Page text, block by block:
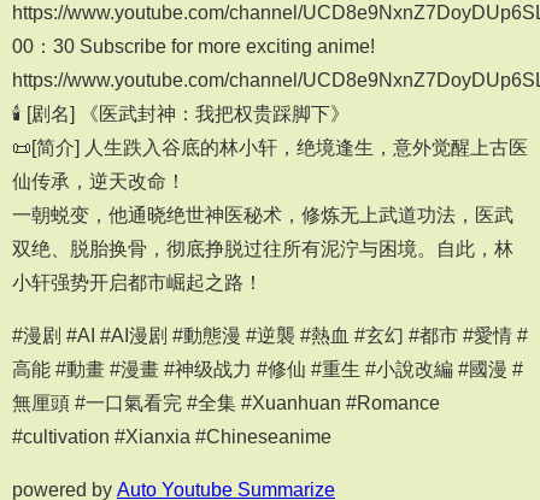
https://www.youtube.com/channel/
00：30 Subscribe for more exciting anime!
https://www.youtube.com/channel/
🕯️ [剧名] 《医武封神：我把权贵踩脚下》
📜[简介] 人生跌入谷底的林小轩，绝境逢生，意外觉醒上古医
仙传承，逆天改命！
一朝蜕变，他通晓绝世神医秘术，修炼无上武道功法，医武
双绝、脱胎换骨，彻底挣脱过往所有泥泞与困境。自此，林
小轩强势开启都市崛起之路！
#漫剧 #AI #AI漫剧 #動態漫 #逆襲 #熱血 #玄幻 #都市 #愛情 #
高能 #動畫 #漫畫 #神级战力 #修仙 #重生 #小說改編 #國漫 #
無厘頭 #一口氣看完 #全集 #Xuanhuan #Romance
#cultivation #Xianxia #Chineseanime
powered by Auto Youtube Summarize